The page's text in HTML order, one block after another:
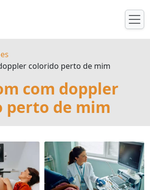
colorido perto de mim
com doppler
perto de mim